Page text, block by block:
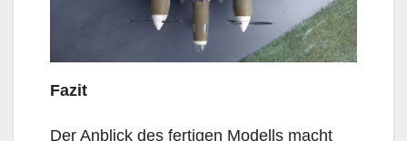
Fazit
Der Anblick des fertigen Modells macht